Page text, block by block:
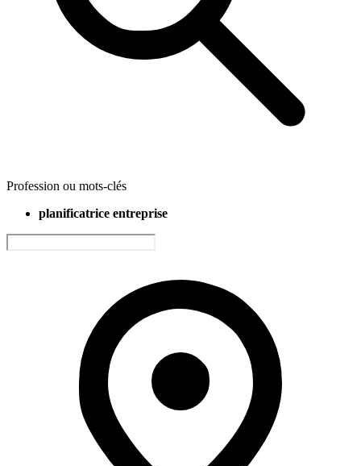
Profession ou mots-clés
planificatrice entreprise